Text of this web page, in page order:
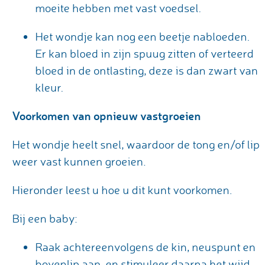
moeite hebben met vast voedsel.
Het wondje kan nog een beetje nabloeden.
Er kan bloed in zijn spuug zitten of verteerd
bloed in de ontlasting, deze is dan zwart van
kleur.
Voorkomen van opnieuw vastgroeien
Het wondje heelt snel, waardoor de tong en/of lip
weer vast kunnen groeien.
Hieronder leest u hoe u dit kunt voorkomen.
Bij een baby:
Raak achtereenvolgens de kin, neuspunt en